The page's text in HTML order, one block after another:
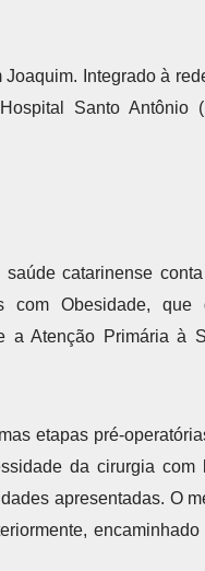
Integrado à
Santo Antônio
catarinense
Obesidade, que
a Atenção Primária à
etapas pré-
da cirurgia com
apresentadas. O